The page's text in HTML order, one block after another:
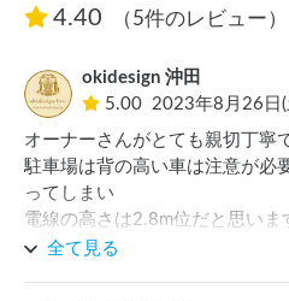
4.40 （5件のレビュー）
okidesign 沖田
5.00 2023年8月26日(
オーナーさんがとても親切丁寧
駐車場は背の高い車は注意が必
ってしまい
電線の高さは2.8m位だと思いま
我が家は3m以上あるので、斜め
全て見る